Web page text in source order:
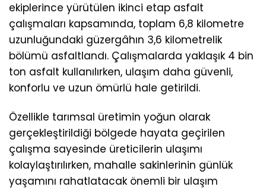
ekiplerince yürütülen ikinci etap asfalt
çalışmaları kapsamında, toplam 6,8 kilometre
uzunluğundaki güzergâhın 3,6 kilometrelik
bölümü asfaltlandı. Çalışmalarda yaklaşık 4 bin
ton asfalt kullanılırken, ulaşım daha güvenli,
konforlu ve uzun ömürlü hale getirildi.
Özellikle tarımsal üretimin yoğun olarak
gerçekleştirildiği bölgede hayata geçirilen
çalışma sayesinde üreticilerin ulaşımı
kolaylaştırılırken, mahalle sakinlerinin günlük
yaşamını rahatlatacak önemli bir ulaşım